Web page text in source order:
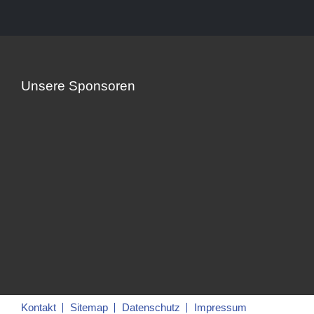
Unsere Sponsoren
Kontakt Sitemap Datenschutz Impressum